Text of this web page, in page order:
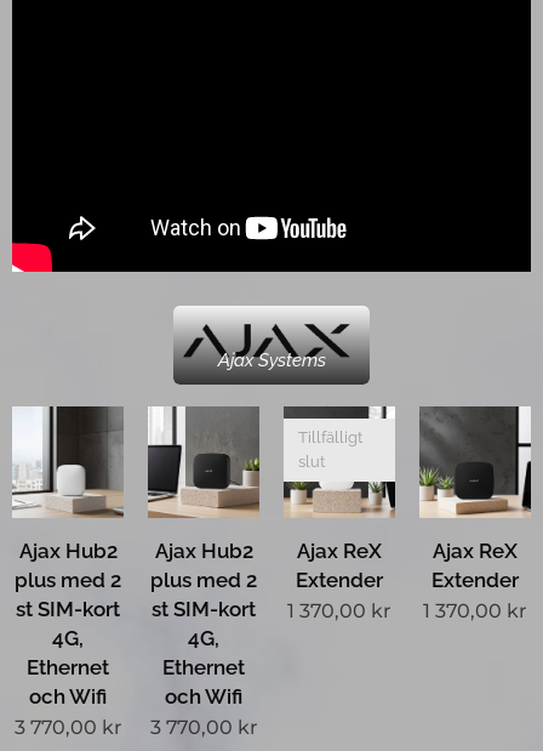
Ajax Systems
Ajax Hub2
plus med 2
st SIM-kort
4G,
Ethernet
och Wifi
3 770,00 kr
Ajax Hub2
plus med 2
st SIM-kort
4G,
Ethernet
och Wifi
3 770,00 kr
Ajax ReX
Extender
Tillfälligt
slut
1 370,00 kr
Ajax ReX
Extender
1 370,00 kr